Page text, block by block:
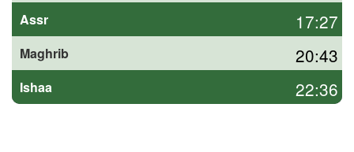
Assr 17:27
Maghrib 20:43
Ishaa 22:36